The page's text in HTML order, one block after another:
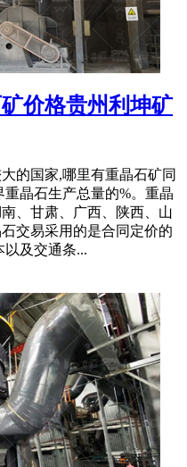
价格贵州利坤矿
的国家,哪里有重晶石矿同
晶石生产总量的%。重晶
、甘肃、广西、陕西、山
交易采用的是合同定价的
及交通条...